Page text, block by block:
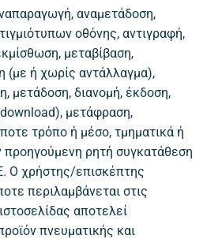
αναμετάδοση,
οθόνης, αντιγραφή,
μεταβίβαση,
ή χωρίς αντάλλαγμα),
μετάδοση, διανομή, έκδοση,
μετάφραση,
τρόπο ή μέσο, τμηματικά ή
προηγούμενη ρητή συγκατάθεση
Ο χρήστης/επισκέπτης
περιλαμβάνεται στις
αποτελεί
πνευματικής και